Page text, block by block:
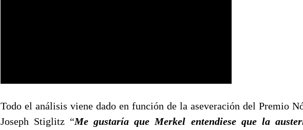
Todo el análisis viene dado en función de la aseveración del Premio
Joseph Stiglitz “Me gustaría que Merkel entendiese que la